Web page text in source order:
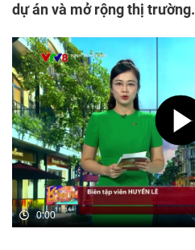
dự án và mở rộng thị trường.
0:00